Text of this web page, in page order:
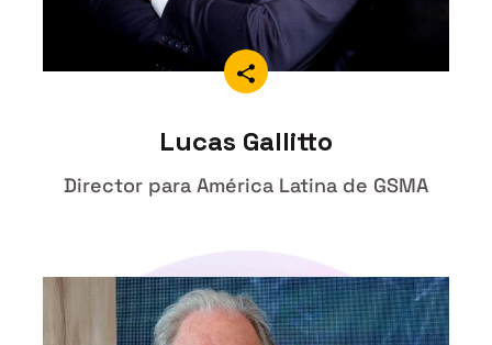
Lucas Gallitto
Director para América Latina de GSMA